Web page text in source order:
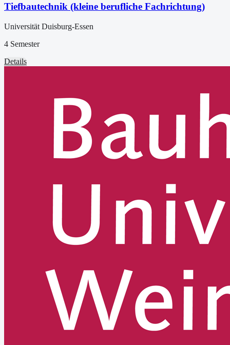
Tiefbautechnik (kleine berufliche Fachrichtung)
Universität Duisburg-Essen
4 Semester
Details